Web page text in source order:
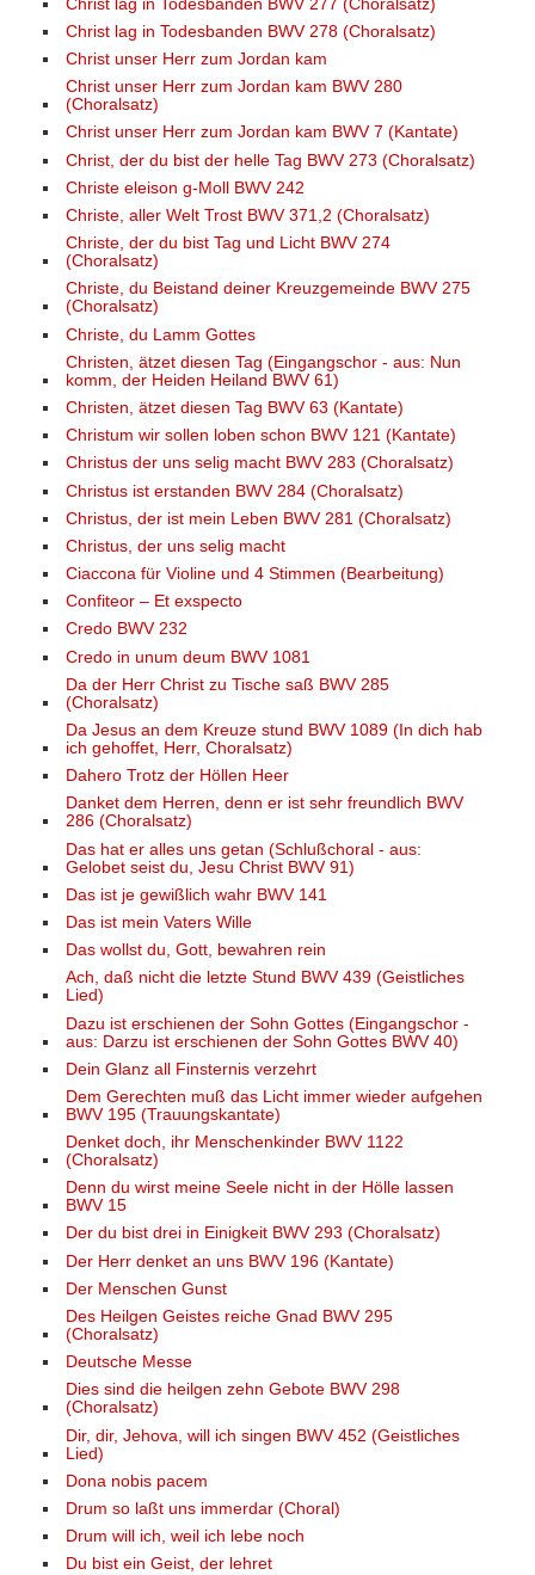
Christ lag in Todesbanden BWV 277 (Choralsatz)
Christ lag in Todesbanden BWV 278 (Choralsatz)
Christ unser Herr zum Jordan kam
Christ unser Herr zum Jordan kam BWV 280
(Choralsatz)
Christ unser Herr zum Jordan kam BWV 7 (Kantate)
Christ, der du bist der helle Tag BWV 273 (Choralsatz)
Christe eleison g-Moll BWV 242
Christe, aller Welt Trost BWV 371,2 (Choralsatz)
Christe, der du bist Tag und Licht BWV 274
(Choralsatz)
Christe, du Beistand deiner Kreuzgemeinde BWV 275
(Choralsatz)
Christe, du Lamm Gottes
Christen, ätzet diesen Tag (Eingangschor - aus: Nun
komm, der Heiden Heiland BWV 61)
Christen, ätzet diesen Tag BWV 63 (Kantate)
Christum wir sollen loben schon BWV 121 (Kantate)
Christus der uns selig macht BWV 283 (Choralsatz)
Christus ist erstanden BWV 284 (Choralsatz)
Christus, der ist mein Leben BWV 281 (Choralsatz)
Christus, der uns selig macht
Ciaccona für Violine und 4 Stimmen (Bearbeitung)
Confiteor – Et exspecto
Credo BWV 232
Credo in unum deum BWV 1081
Da der Herr Christ zu Tische saß BWV 285
(Choralsatz)
Da Jesus an dem Kreuze stund BWV 1089 (In dich hab
ich gehoffet, Herr, Choralsatz)
Dahero Trotz der Höllen Heer
Danket dem Herren, denn er ist sehr freundlich BWV
286 (Choralsatz)
Das hat er alles uns getan (Schlußchoral - aus:
Gelobet seist du, Jesu Christ BWV 91)
Das ist je gewißlich wahr BWV 141
Das ist mein Vaters Wille
Das wollst du, Gott, bewahren rein
Ach, daß nicht die letzte Stund BWV 439 (Geistliches
Lied)
Dazu ist erschienen der Sohn Gottes (Eingangschor -
aus: Darzu ist erschienen der Sohn Gottes BWV 40)
Dein Glanz all Finsternis verzehrt
Dem Gerechten muß das Licht immer wieder aufgehen
BWV 195 (Trauungskantate)
Denket doch, ihr Menschenkinder BWV 1122
(Choralsatz)
Denn du wirst meine Seele nicht in der Hölle lassen
BWV 15
Der du bist drei in Einigkeit BWV 293 (Choralsatz)
Der Herr denket an uns BWV 196 (Kantate)
Der Menschen Gunst
Des Heilgen Geistes reiche Gnad BWV 295
(Choralsatz)
Deutsche Messe
Dies sind die heilgen zehn Gebote BWV 298
(Choralsatz)
Dir, dir, Jehova, will ich singen BWV 452 (Geistliches
Lied)
Dona nobis pacem
Drum so laßt uns immerdar (Choral)
Drum will ich, weil ich lebe noch
Du bist ein Geist, der lehret